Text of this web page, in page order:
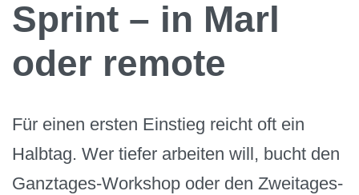
Sprint – in Marl
oder remote
Für einen ersten Einstieg reicht oft ein
Halbtag. Wer tiefer arbeiten will, bucht den
Ganztages-Workshop oder den Zweitages-